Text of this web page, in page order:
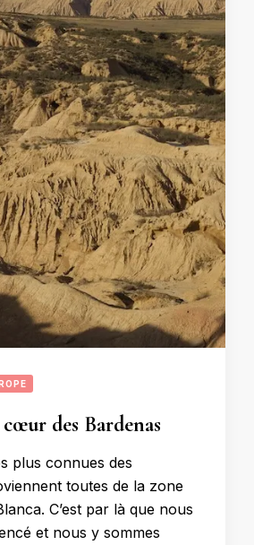
des Bardenas
plus connues des
toutes de la zone
C’est par là que nous
et nous y sommes